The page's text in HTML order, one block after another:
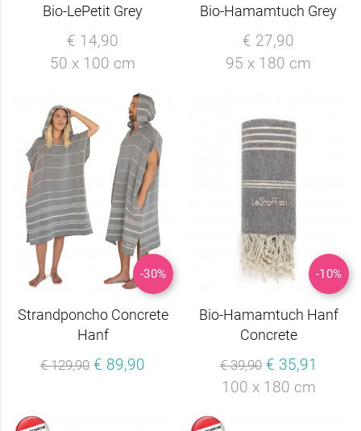
Bio-LePetit Grey
€ 14,90
50 x 100 cm
Bio-Hamamtuch Grey
€ 27,90
95 x 180 cm
-30%
Strandponcho Concrete
Hanf
€ 129,90 € 89,90
-10%
Bio-Hamamtuch Hanf
Concrete
€ 39,90 € 35,91
100 x 180 cm